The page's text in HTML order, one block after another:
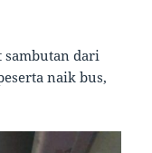
sambutan dari
naik bus,